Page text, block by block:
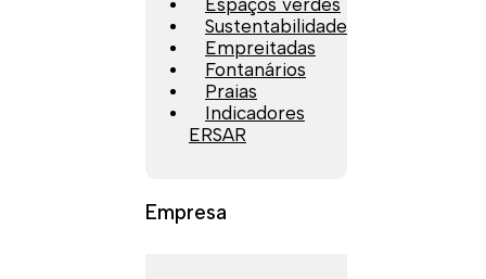
Sustentabilidade
Empreitadas
Fontanários
Praias
Indicadores
ERSAR
Empresa